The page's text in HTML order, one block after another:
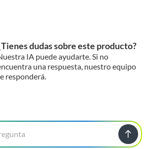
dudas sobre este producto?
IA puede ayudarte. Si no
una respuesta, nuestro equipo
responderá.